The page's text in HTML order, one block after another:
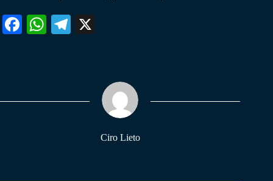
Fa W
pp
Te
m
Ciro Lieto